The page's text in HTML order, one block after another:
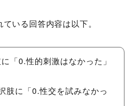
いる回答内容は以下。
「0.性的刺激はなかった」
肢に「0.性交を試みなかっ